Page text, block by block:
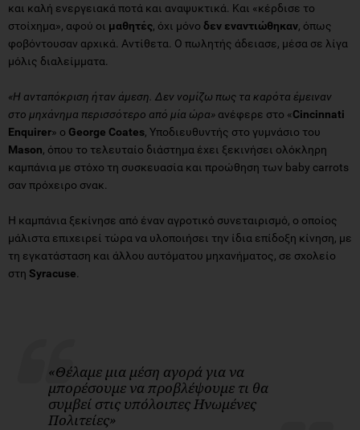
και καλή ενεργειακά ποτά και αναψυκτικά. Και «κέρδισε το
στοίχημα», αφού οι μαθητές, όχι μόνο δεν εναντιώθηκαν, όπως
φοβόντουσαν αρχικά. Αντίθετα. Ο πωλητής άδειασε, μέσα σε λίγα
μόλις διαλείμματα.
«Η ανταπόκριση ήταν άμεση. Δεν νομίζω πως τα καρότα έμειναν
στο μηχάνημα περισσότερο από μία ώρα» ανέφερε στο «Cincinnati
Enquirer» ο George Coates, Υποδιευθυντής στο γυμνάσιο του
Mason, όπου το τελευταίο διάστημα έχει ξεκινήσει ολόκληρη
καμπάνια με στόχο τη συσκευασία και προώθηση των baby carrots
σαν πρόχειρο σνακ.
Η καμπάνια ξεκίνησε από έναν αγροτικό συνεταιρισμό, ο οποίος
μάλιστα επιχειρεί τώρα να υλοποιήσει την ίδια επίδοξη κίνηση, με
τη εγκατάσταση και άλλου αυτόματου μηχανήματος, σε σχολείο
στη Syracuse
«Θέλαμε μια μέση αγορά για να
μπορέσουμε να προβλέψουμε τι θα
συμβεί στις υπόλοιπες Ηνωμένες
Πολιτείες»